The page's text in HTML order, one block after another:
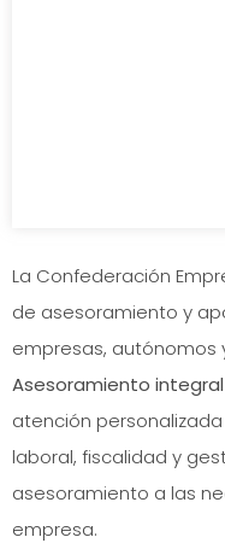
La Confederación
de asesoramiento y
empresas, autónomos
Asesoramiento
atención
laboral, fiscalidad y
asesoramiento a las
empresa.